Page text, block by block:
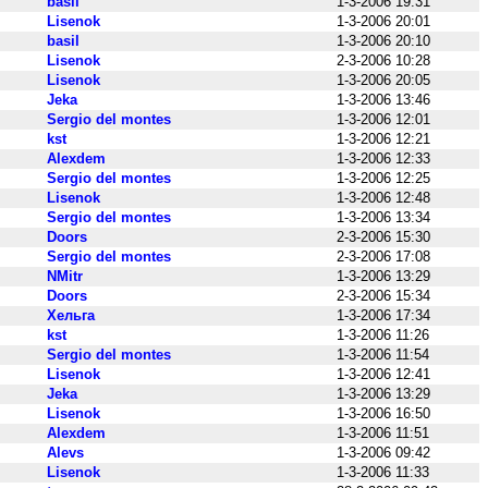
Lisenok
1-3-2006 20:01
basil
1-3-2006 20:10
Lisenok
2-3-2006 10:28
Lisenok
1-3-2006 20:05
Jeka
1-3-2006 13:46
Sergio del montes
1-3-2006 12:01
kst
1-3-2006 12:21
Alexdem
1-3-2006 12:33
Sergio del montes
1-3-2006 12:25
Lisenok
1-3-2006 12:48
Sergio del montes
1-3-2006 13:34
Doors
2-3-2006 15:30
Sergio del montes
2-3-2006 17:08
NMitr
1-3-2006 13:29
Doors
2-3-2006 15:34
Хельга
1-3-2006 17:34
kst
1-3-2006 11:26
Sergio del montes
1-3-2006 11:54
Lisenok
1-3-2006 12:41
Jeka
1-3-2006 13:29
Lisenok
1-3-2006 16:50
Alexdem
1-3-2006 11:51
Alevs
1-3-2006 09:42
Lisenok
1-3-2006 11:33